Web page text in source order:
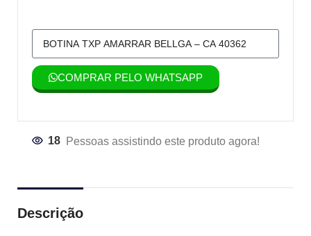
COMPRAR PELO WHATSAPP
18 Pessoas assistindo este produto agora!
Descrição